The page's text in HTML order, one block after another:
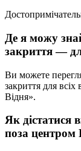
Де я можу
закриття —
Ви можете
закриття для всіх
Відня».
Як дістатися
поза центром